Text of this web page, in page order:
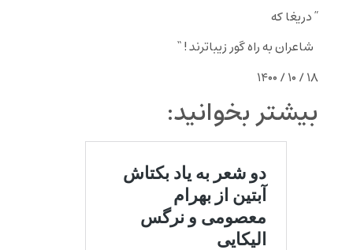
” دریغا که
شاعران به راه گور زیباترند ! “
۱۸ / ۱۰ / ۱۴۰۰
بیشتر بخوانید: